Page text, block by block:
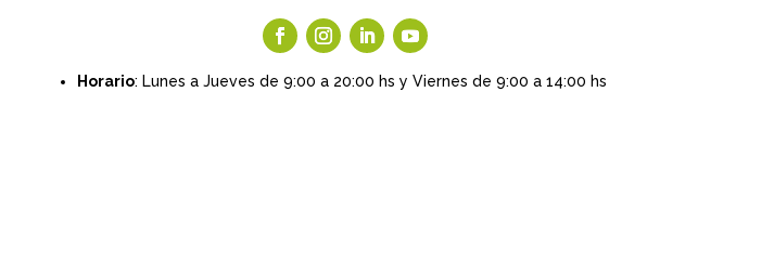
Horario: Lunes a Jueves de 9:00 a 20:00 hs y Viernes de 9:00 a 14:00 hs